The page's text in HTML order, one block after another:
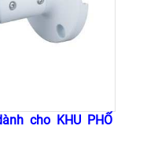
cho KHU PHỐ